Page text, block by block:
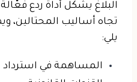
البلاغ يشكل أداة ردع
تجاه أساليب المحتالين،
يلي:
المساهمة في استرداد